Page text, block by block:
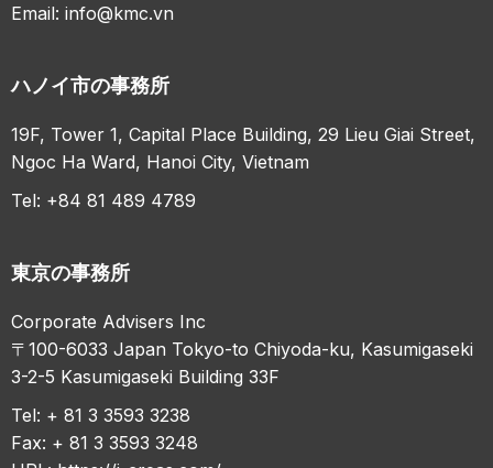
Email:info@kmc.vn
ハノイ市の事務所
19F, Tower 1, Capital Place Building, 29 Lieu Giai Street,
Ngoc Ha Ward, Hanoi City, Vietnam
Tel: +84 81 489 4789
東京の事務所
Corporate Advisers Inc
〒100-6033 Japan Tokyo-to Chiyoda-ku, Kasumigaseki
3-2-5 Kasumigaseki Building 33F
Tel: + 81 3 3593 3238
Fax: + 81 3 3593 3248